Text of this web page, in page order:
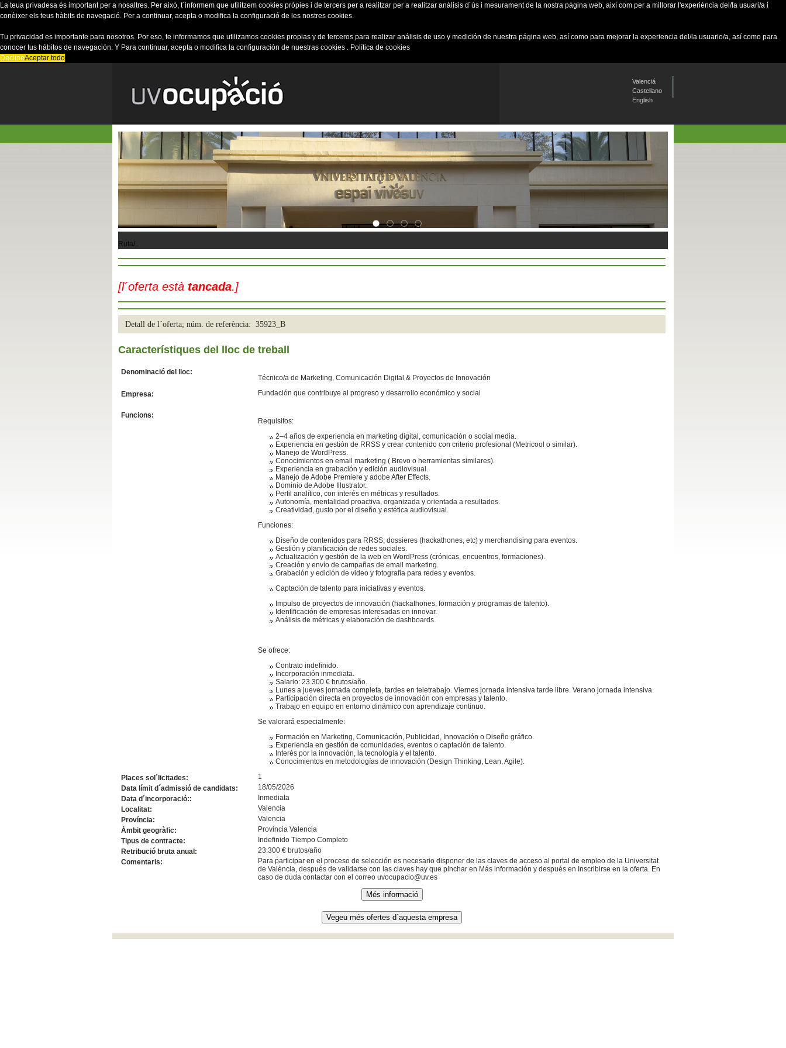
La teua privadesa és important per a nosaltres. Per això, t´informem que utilitzem cookies pròpies i de tercers per a realitzar per a realitzar anàlisis d´ús i mesurament de la nostra pàgina web, així com per a millorar l'experiència del/la usuari/a i
conèixer els teus hàbits de navegació. Per a continuar, acepta o modifica la configuració de les nostres cookies.
Tu privacidad es importante para nosotros. Por eso, te informamos que utilizamos cookies propias y de terceros para realizar análisis de uso y medición de nuestra página web, así como para mejorar la experiencia del/la usuario/a, así como para
conocer tus hábitos de navegación. Y Para continuar, acepta o modifica la configuración de nuestras cookies . Política de cookies
DeclineAceptar todo
Valenciá
Castellano
English
Ruta/..
[l´oferta està tancada.]
Detall de l´oferta; núm. de referència: 35923_B
Característiques del lloc de treball
Denominació del lloc:
Técnico/a de Marketing, Comunicación Digital & Proyectos de Innovación
Empresa:
Fundación que contribuye al progreso y desarrollo económico y social
Funcions:
Requisitos:
2–4 años de experiencia en marketing digital, comunicación o social media.
Experiencia en gestión de RRSS y crear contenido con criterio profesional (Metricool o similar).
Manejo de WordPress.
Conocimientos en email marketing ( Brevo o herramientas similares).
Experiencia en grabación y edición audiovisual.
Manejo de Adobe Premiere y adobe After Effects.
Dominio de Adobe Illustrator.
Perfil analítico, con interés en métricas y resultados.
Autonomía, mentalidad proactiva, organizada y orientada a resultados.
Creatividad, gusto por el diseño y estética audiovisual.
Funciones:
Diseño de contenidos para RRSS, dossieres (hackathones, etc) y merchandising para eventos.
Gestión y planificación de redes sociales.
Actualización y gestión de la web en WordPress (crónicas, encuentros, formaciones).
Creación y envío de campañas de email marketing.
Grabación y edición de video y fotografía para redes y eventos.
Captación de talento para iniciativas y eventos.
Impulso de proyectos de innovación (hackathones, formación y programas de talento).
Identificación de empresas interesadas en innovar.
Análisis de métricas y elaboración de dashboards.
Se ofrece:
Contrato indefinido.
Incorporación inmediata.
Salario: 23.300 € brutos/año.
Lunes a jueves jornada completa, tardes en teletrabajo. Viernes jornada intensiva tarde libre. Verano jornada intensiva.
Participación directa en proyectos de innovación con empresas y talento.
Trabajo en equipo en entorno dinámico con aprendizaje continuo.
Se valorará especialmente:
Formación en Marketing, Comunicación, Publicidad, Innovación o Diseño gráfico.
Experiencia en gestión de comunidades, eventos o captación de talento.
Interés por la innovación, la tecnología y el talento.
Conocimientos en metodologías de innovación (Design Thinking, Lean, Agile).
Places sol´licitades:
1
Data límit d´admissió de candidats:
18/05/2026
Data d´incorporació::
Inmediata
Localitat:
Valencia
Província:
Valencia
Àmbit geogràfic:
Provincia Valencia
Tipus de contracte:
Indefinido Tiempo Completo
Retribució bruta anual:
23.300 € brutos/año
Comentaris:
Para participar en el proceso de selección es necesario disponer de las claves de acceso al portal de empleo de la Universitat
de València, después de validarse con las claves hay que pinchar en Más información y después en Inscribirse en la oferta. En
caso de duda contactar con el correo uvocupacio@uv.es